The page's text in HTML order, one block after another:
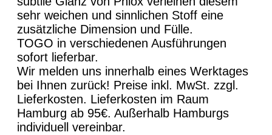
sehr weichen und sinnlichen Stoff eine
zusätzliche Dimension und Fülle.
TOGO in verschiedenen Ausführungen
sofort lieferbar.
Wir melden uns innerhalb eines Werktages
bei Ihnen zurück! Preise inkl. MwSt. zzgl.
Lieferkosten. Lieferkosten im Raum
Hamburg ab 95€. Außerhalb Hamburgs
individuell vereinbar.